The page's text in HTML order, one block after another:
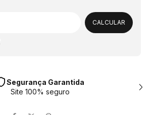
Alterar CEP
CALCULAR
Segurança Garantida
Site 100% seguro